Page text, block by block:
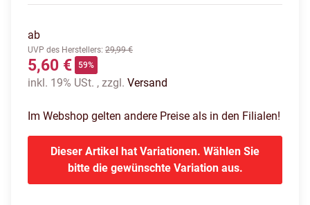
ab
UVP des Herstellers: 29,99 €
5,60 € 59%
inkl. 19% USt. , zzgl. Versand
Im Webshop gelten andere Preise als in den Filialen!
Dieser Artikel hat Variationen. Wählen Sie
bitte die gewünschte Variation aus.